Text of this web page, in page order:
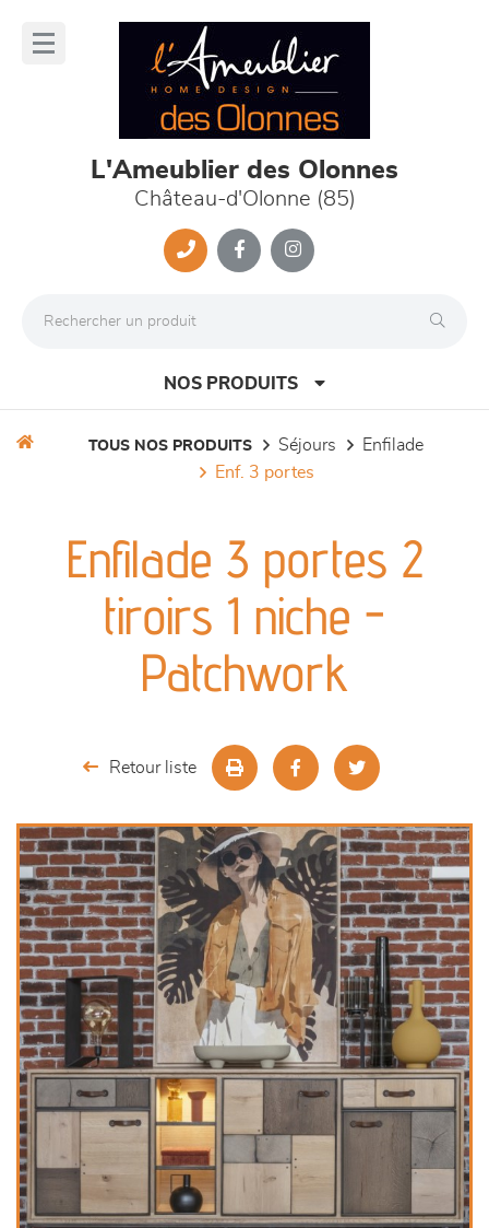
L'Ameublier des Olonnes
Château-d'Olonne (85)
NOS PRODUITS
séjours
meubles de complément
chambres et dressing
TOUS NOS PRODUITS séjours
enfilade
enf. 3 portes
Enfilade 3 portes 2
tiroirs 1 niche -
Patchwork
Retour liste